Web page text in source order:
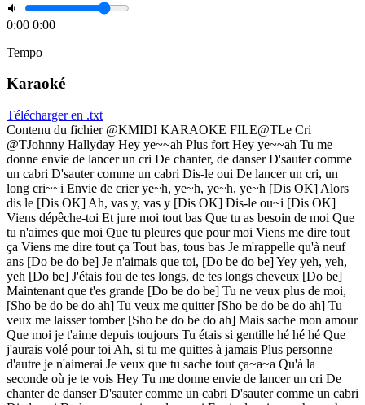
0:00 0:00
Tempo
Karaoké
Télécharger en .txt
Contenu du fichier @KMIDI KARAOKE FILE@TLe Cri
@TJohnny Hallyday Hey ye~~ah Plus fort Hey ye~~ah Tu me
donne envie de lancer un cri De chanter, de danser D'sauter comme
un cabri D'sauter comme un cabri Dis-le oui De lancer un cri, un
long cri~~i Envie de crier ye~h, ye~h, ye~h, ye~h [Dis OK] Alors
dis le [Dis OK] Ah, vas y, vas y [Dis OK] Dis-le ou~i [Dis OK]
Viens dépêche-toi Et jure moi tout bas Que tu as besoin de moi Que
tu n'aimes que moi Que tu pleures que pour moi Viens me dire tout
ça Viens me dire tout ça Tout bas, tous bas Je m'rappelle qu'à neuf
ans [Do be do be] Je n'aimais que toi, [Do be do be] Yey yeh, yeh,
yeh [Do be] J'étais fou de tes longs, de tes longs cheveux [Do be]
Maintenant que t'es grande [Do be do be] Tu ne veux plus de moi,
[Sho be do be do ah] Tu veux me quitter [Sho be do be do ah] Tu
veux me laisser tomber [Sho be do be do ah] Mais sache mon amour
Que moi je t'aime depuis toujours Tu étais si gentille hé hé hé Que
j'aurais volé pour toi Ah, si tu me quittes à jamais Plus personne
d'autre je n'aimerai Je veux que tu sache tout ça~a~a Qu'à la
seconde où je te vois Hey Tu me donne envie de lancer un cri De
chanter de danser D'sauter comme un cabri D'sauter comme un cabri